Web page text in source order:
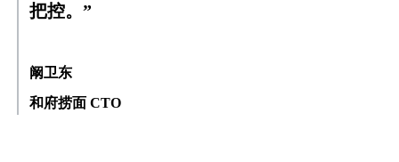
把控。”
阚卫东
和府捞面 CTO